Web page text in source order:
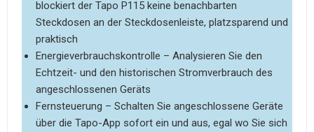
blockiert der Tapo P115 keine benachbarten
Steckdosen an der Steckdosenleiste, platzsparend und
praktisch
Energieverbrauchskontrolle – Analysieren Sie den
Echtzeit- und den historischen Stromverbrauch des
angeschlossenen Geräts
Fernsteuerung – Schalten Sie angeschlossene Geräte
über die Tapo-App sofort ein und aus, egal wo Sie sich